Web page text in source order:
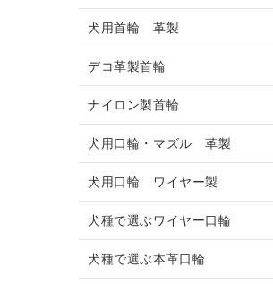
犬用首輪 革製
デコ革製首輪
ナイロン製首輪
犬用口輪・マズル 革製
犬用口輪 ワイヤー製
犬種で選ぶワイヤー口輪
犬種で選ぶ本革口輪